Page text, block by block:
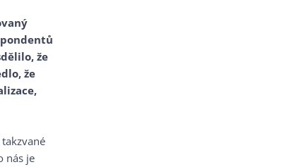
že
že
nás je